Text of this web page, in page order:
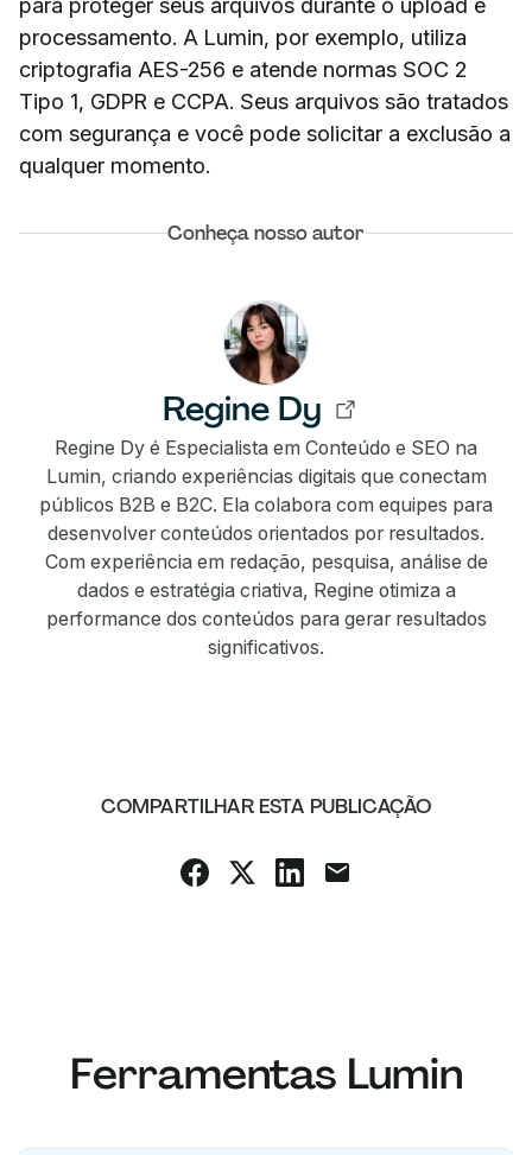
processamento. A Lumin, por exemplo, utiliza
criptografia AES-256 e atende normas SOC 2
Tipo 1, GDPR e CCPA. Seus arquivos são tratados
com segurança e você pode solicitar a exclusão a
qualquer momento.
Conheça nosso autor
Regine Dy
Regine Dy é Especialista em Conteúdo e SEO na
Lumin, criando experiências digitais que conectam
públicos B2B e B2C. Ela colabora com equipes para
desenvolver conteúdos orientados por resultados.
Com experiência em redação, pesquisa, análise de
dados e estratégia criativa, Regine otimiza a
performance dos conteúdos para gerar resultados
significativos.
COMPARTILHAR ESTA PUBLICAÇÃO
Ferramentas Lumin